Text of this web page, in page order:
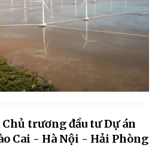
trương đầu tư Dự án
Cai - Hà Nội - Hải Phòng